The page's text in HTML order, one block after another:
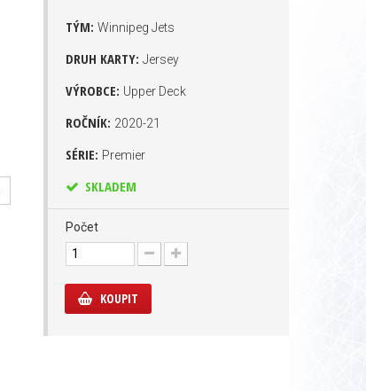
TÝM: Winnipeg Jets
DRUH KARTY: Jersey
VÝROBCE: Upper Deck
ROČNÍK: 2020-21
SÉRIE: Premier
SKLADEM
Počet
KOUPIT